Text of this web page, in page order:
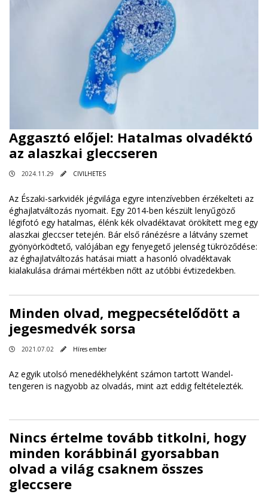
Aggasztó előjel: Hatalmas olvadéktó
az alaszkai gleccseren
2024.11.29 CIVILHETES
Az Északi-sarkvidék jégvilága egyre intenzívebben érzékelteti az
éghajlatváltozás nyomait. Egy 2014-ben készült lenyűgöző
légifotó egy hatalmas, élénk kék olvadéktavat örökített meg egy
alaszkai gleccser tetején. Bár első ránézésre a látvány szemet
gyönyörködtető, valójában egy fenyegető jelenség tükröződése:
az éghajlatváltozás hatásai miatt a hasonló olvadéktavak
kialakulása drámai mértékben nőtt az utóbbi évtizedekben.
Minden olvad, megpecsételődött a
jegesmedvék sorsa
2021.07.02 Híres ember
Az egyik utolsó menedékhelyként számon tartott Wandel-
tengeren is nagyobb az olvadás, mint azt eddig feltételezték.
Nincs értelme tovább titkolni, hogy
minden korábbinál gyorsabban
olvad a világ csaknem összes
gleccsere